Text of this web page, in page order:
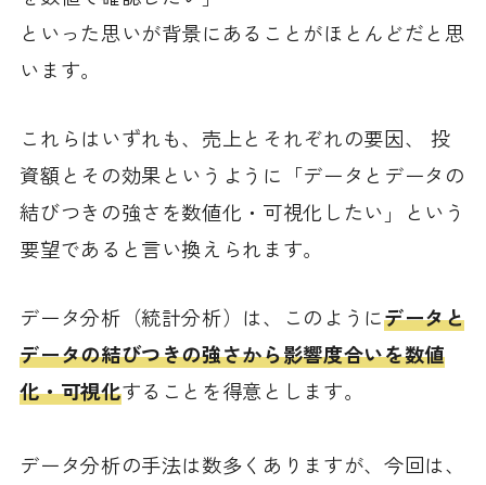
といった思いが背景にあることがほとんどだと思
います。
これらはいずれも、売上とそれぞれの要因、 投
資額とその効果というように「データとデータの
結びつきの強さを数値化・可視化したい」という
要望であると言い換えられます。
データ分析（統計分析）は、このようにデータと
データの結びつきの強さから影響度合いを数値
化・可視化することを得意とします。
データ分析の手法は数多くありますが、今回は、